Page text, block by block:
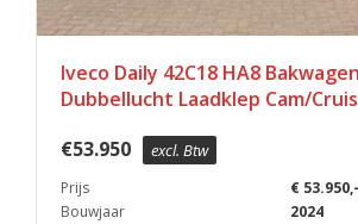
Iveco Daily 42C18 HA8
Dubbellucht Laadklep Cam/
€53.950 excl. Btw
Prijs
€
Bouwjaar
2024